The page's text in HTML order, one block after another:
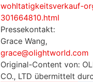
wohltatigkeitsverkauf-
301664810.html
Pressekontakt:
Grace Wang,
grace@olightworld.com
Original-Content von:
CO., LTD übermittelt